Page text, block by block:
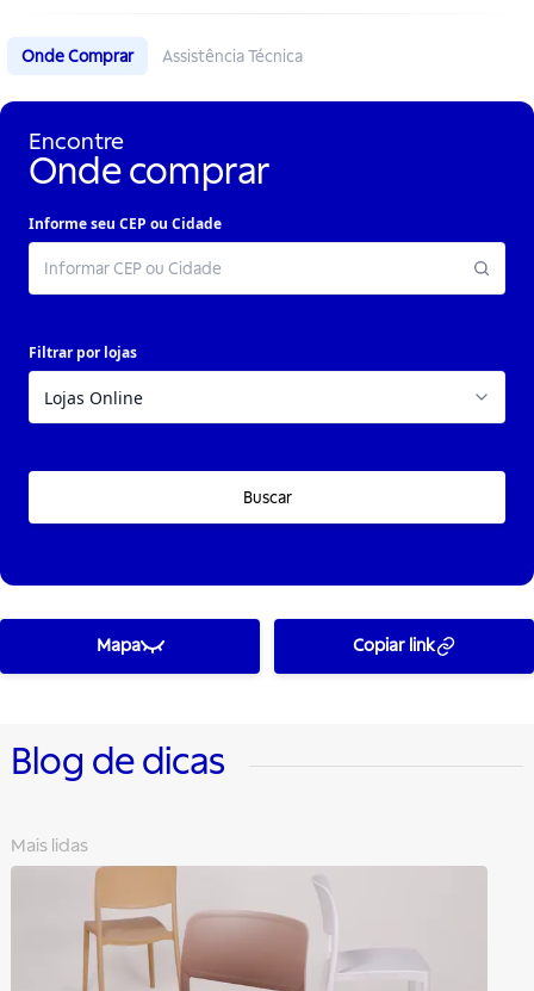
Onde Comprar Assistência Técnica
Encontre
Onde comprar
Informe seu CEP ou Cidade
Filtrar por lojas
Buscar
Mapa Copiar link
Blog de dicas
Mais lidas